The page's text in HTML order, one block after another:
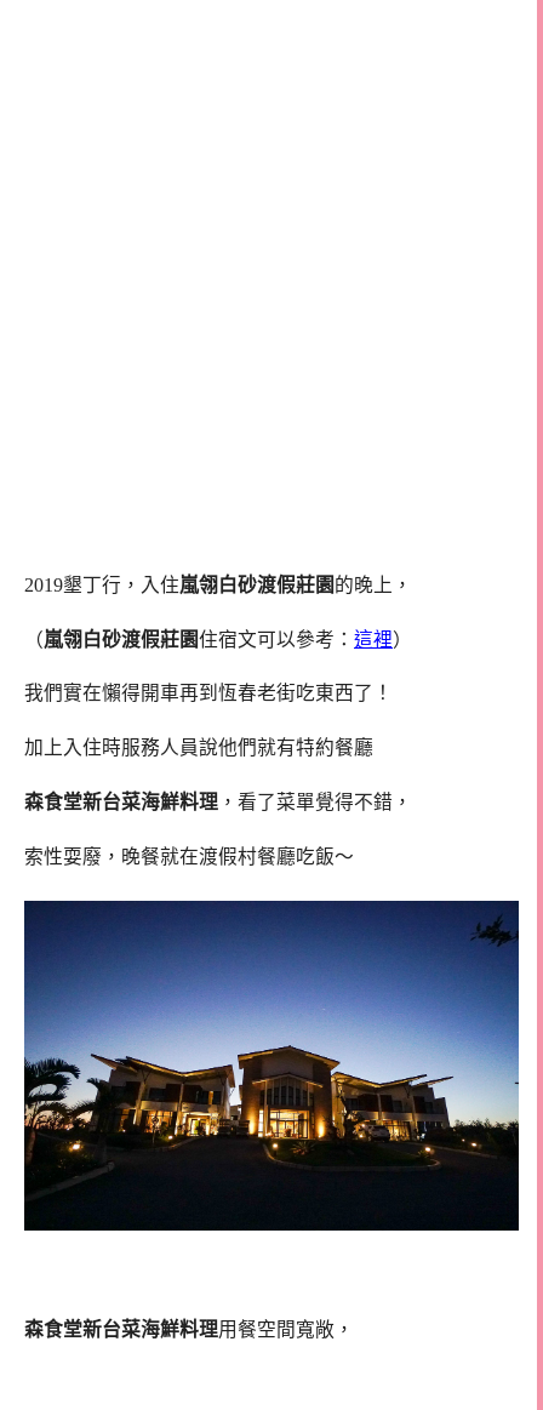
2019墾丁行，入住嵐翎白砂渡假莊園的晚上，
（嵐翎白砂渡假莊園住宿文可以參考： 這裡）
我們實在懶得開車再到恆春老街吃東西了！
加上入住時服務人員說他們就有特約餐廳
森食堂新台菜海鮮料理 ，看了菜單覺得不錯，
索性耍廢，晚餐就在渡假村餐廳吃飯～
森食堂新台菜海鮮料理用餐空間寬敞，